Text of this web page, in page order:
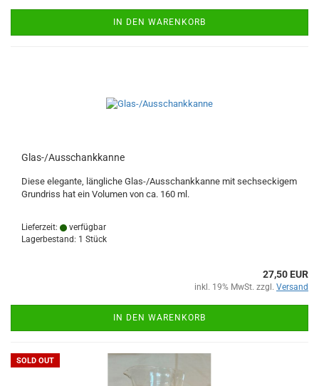
IN DEN WARENKORB
Glas-/Ausschankkanne
Diese elegante, längliche Glas-/Ausschankkanne mit sechseckigem
Grundriss hat ein Volumen von ca. 160 ml.
Lieferzeit:
verfügbar
Lagerbestand: 1 Stück
27,50 EUR
inkl. 19% MwSt. zzgl. Versand
IN DEN WARENKORB
SOLD OUT